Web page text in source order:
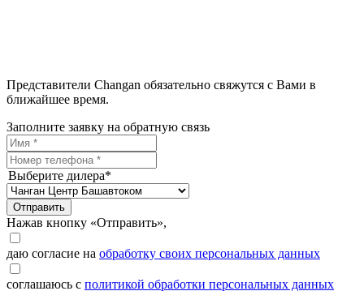
Представители Changan обязательно свяжутся с Вами в
ближайшее время.
Заполните заявку на обратную связь
Выберите дилера*
Отправить
Нажав кнопку «Отправить»,
даю согласие на обработку своих персональных данных
соглашаюсь с политикой обработки персональных данных